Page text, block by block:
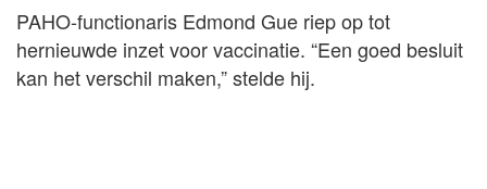
PAHO-functionaris Edmond Gue riep op tot
hernieuwde inzet voor vaccinatie. “Een goed besluit
kan het verschil maken,” stelde hij.